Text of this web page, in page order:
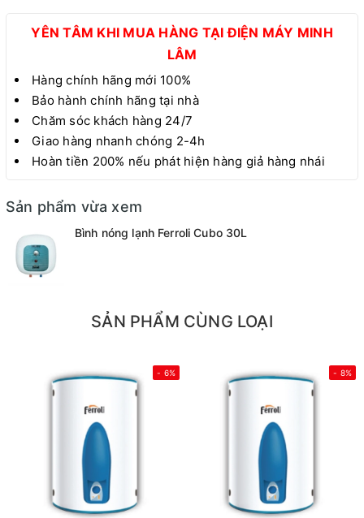
YÊN TÂM KHI MUA HÀNG TẠI ĐIỆN MÁY MINH
LÂM
Hàng chính hãng mới 100%
Bảo hành chính hãng tại nhà
Chăm sóc khách hàng 24/7
Giao hàng nhanh chóng 2-4h
Hoàn tiền 200% nếu phát hiện hàng giả hàng nhái
Sản phẩm vừa xem
Bình nóng lạnh Ferroli Cubo 30L
SẢN PHẨM CÙNG LOẠI
- 6% - 8%